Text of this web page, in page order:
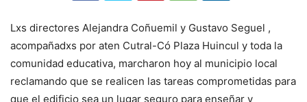
Lxs directores Alejandra Coñuemil y Gustavo Seguel ,
acompañadxs por aten Cutral-Có Plaza Huincul y toda la
comunidad educativa, marcharon hoy al municipio local
reclamando que se realicen las tareas comprometidas para
que el edificio sea un lugar seguro para enseñar y